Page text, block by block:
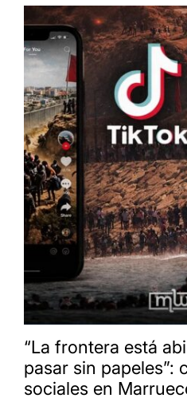
“La frontera está
pasar sin papeles”:
sociales en